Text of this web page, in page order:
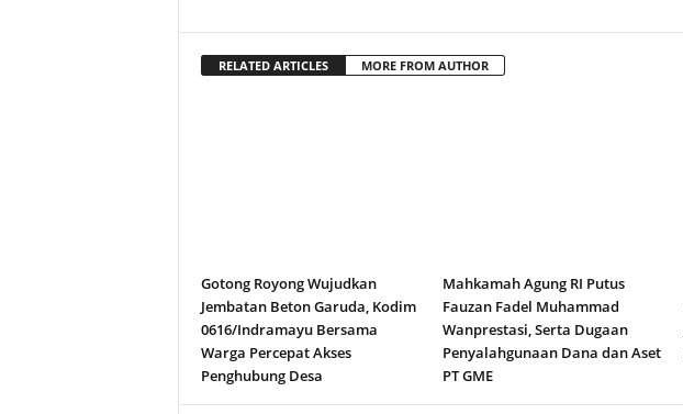
RELATED ARTICLES MORE FROM AUTHOR
Gotong Royong Wujudkan
Jembatan Beton Garuda, Kodim
0616/Indramayu Bersama
Warga Percepat Akses
Penghubung Desa
Mahkamah Agung RI Putus
Fauzan Fadel Muhammad
Wanprestasi, Serta Dugaan
Penyalahgunaan Dana dan Aset
PT GME